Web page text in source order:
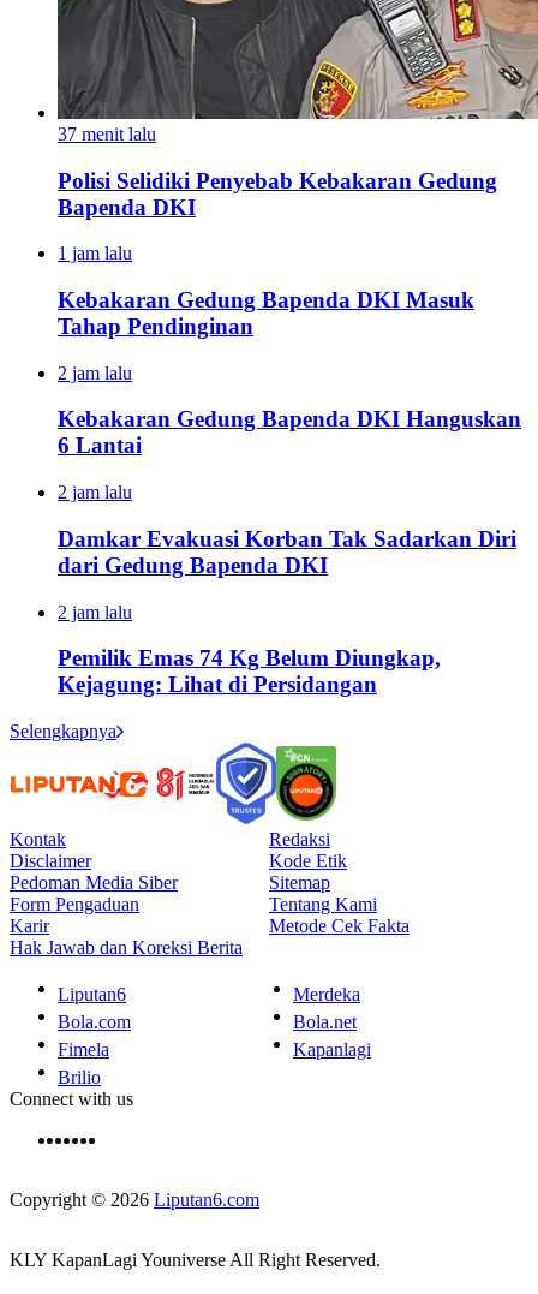
37 menit lalu
Polisi Selidiki Penyebab Kebakaran Gedung
Bapenda DKI
1 jam lalu
Kebakaran Gedung Bapenda DKI Masuk
Tahap Pendinginan
2 jam lalu
Kebakaran Gedung Bapenda DKI Hanguskan
6 Lantai
2 jam lalu
Damkar Evakuasi Korban Tak Sadarkan Diri
dari Gedung Bapenda DKI
2 jam lalu
Pemilik Emas 74 Kg Belum Diungkap,
Kejagung: Lihat di Persidangan
Selengkapnya
Kontak
Redaksi
Disclaimer
Kode Etik
Pedoman Media Siber
Sitemap
Form Pengaduan
Tentang Kami
Karir
Metode Cek Fakta
Hak Jawab dan Koreksi Berita
Liputan6
Merdeka
Bola.com
Bola.net
Fimela
Kapanlagi
Brilio
Connect with us
Copyright © 2026 Liputan6.com
KLY KapanLagi Youniverse All Right Reserved.